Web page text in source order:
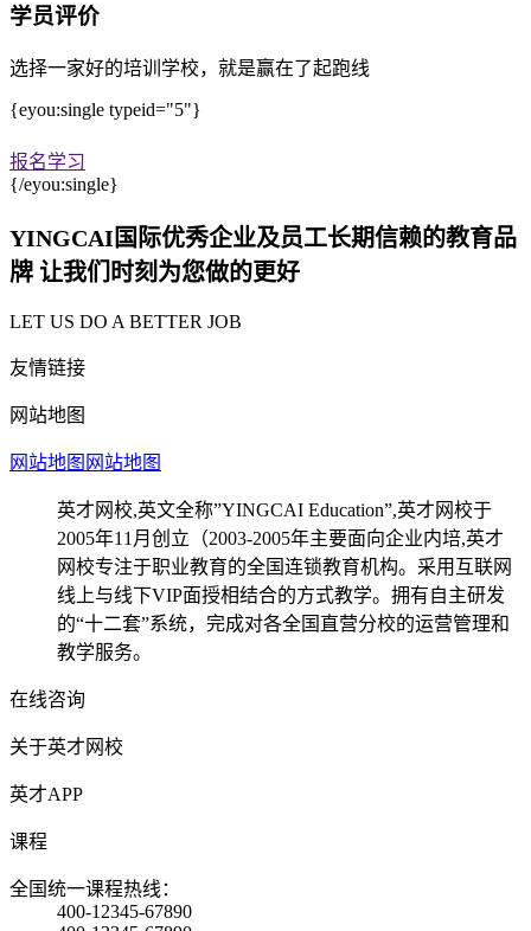
学员评价
选择一家好的培训学校，就是赢在了起跑线
{eyou:single typeid="5"}
报名学习
{/eyou:single}
YINGCAI国际优秀企业及员工长期信赖的教育品
牌 让我们时刻为您做的更好
LET US DO A BETTER JOB
友情链接
网站地图
网站地图 网站地图
英才网校,英文全称”YINGCAI Education”,英才网校于
2005年11月创立（2003-2005年主要面向企业内培,英才
网校专注于职业教育的全国连锁教育机构。采用互联网
线上与线下VIP面授相结合的方式教学。拥有自主研发
的“十二套”系统，完成对各全国直营分校的运营管理和
教学服务。
在线咨询
关于英才网校
英才APP
课程
全国统一课程热线：
400-12345-67890